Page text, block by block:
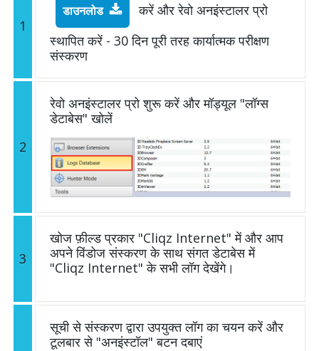
1
डाउनलोड
करें और रेवो अनइंस्टालर प्रो
स्थापित करें - 30 दिन पूरी तरह कार्यात्मक परीक्षण
संस्करण
2
रेवो अनइंस्टालर प्रो शुरू करें और मॉड्यूल "लॉग्स
डेटाबेस" खोलें
3
खोज फ़ील्ड प्रकार "Cliqz Internet" में और आप
अपने विंडोज संस्करण के साथ संगत डेटाबेस में
"Cliqz Internet" के सभी लॉग देखेंगे।
सूची से संस्करण द्वारा उपयुक्त लॉग का चयन करें और
टूलबार से "अनइंस्टॉल" बटन दबाएं